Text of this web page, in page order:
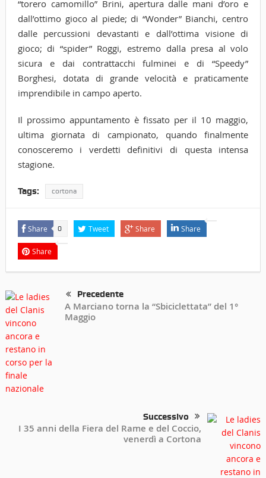
“torero camomillo” Brini, apertura dalle mani d’oro e
dall’ottimo gioco al piede; di “Wonder” Bianchi, centro
dalle percussioni devastanti e dall’ottima visione di
gioco; di “spider” Roggi, estremo dalla presa al volo
sicura e dai contrattacchi fulminei e di “Speedy”
Borghesi, dotata di grande velocità e praticamente
imprendibile in campo aperto.
Il prossimo appuntamento è fissato per il 10 maggio,
ultima giornata di campionato, quando finalmente
conosceremo i verdetti definitivi di questa intensa
stagione.
Tags: cortona
Share 0 Tweet Share Share
Share
Precedente
A Marciano torna la “Sbiciclettata” del 1°
Maggio
Successivo
I 35 anni della Fiera del Rame e del Coccio,
venerdì a Cortona